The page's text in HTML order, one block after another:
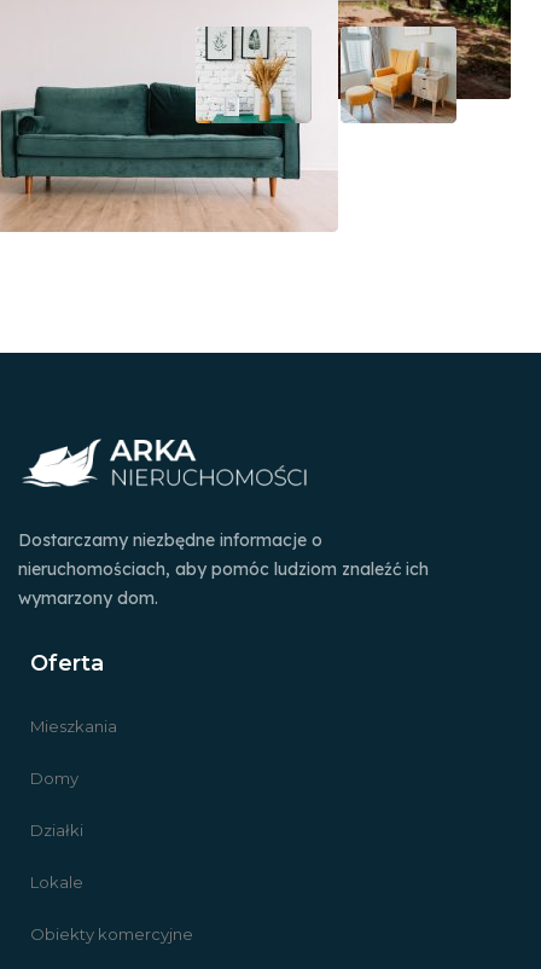
Dostarczamy niezbędne informacje o
nieruchomościach, aby pomóc ludziom znaleźć ich
wymarzony dom.
Oferta
Mieszkania
Domy
Działki
Lokale
Obiekty komercyjne